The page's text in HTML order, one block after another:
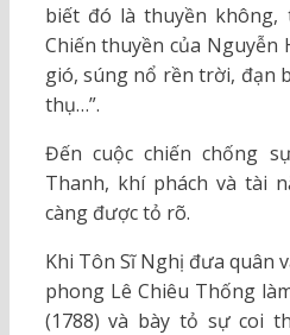
biết đó là thuyền không,
Chiến thuyền của
gió, súng nổ rền trời, đạn
thụ…”.
Đến cuộc chiến chống
Thanh, khí phách và tài
càng được tỏ rõ.
Khi Tôn Sĩ Nghị đưa quân
phong Lê Chiêu Thống
(1788) và bày tỏ sự coi